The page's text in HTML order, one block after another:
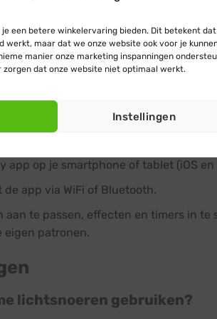
je een betere winkelervaring bieden. Dit betekent dat
werkt, maar dat we onze website ook voor je
manier onze marketing inspanningen
zorgen dat onze website niet optimaal werkt.
Instellingen
lampje heeft een eigen chip, zodat
: Koppel de verlichting aan
smart
Gebruik meerdere snoeren
app op je smartphone of tablet (iOS
app via WiFi of Bluetooth.
aan te passen, effecten en timers in
eigen patronen.
lichtsnoeren gebruiken?